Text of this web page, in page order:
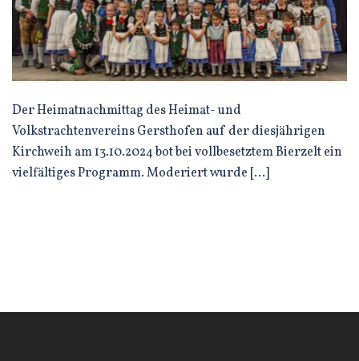
Der Heimatnachmittag des Heimat- und
Volkstrachtenvereins Gersthofen auf der diesjährigen
Kirchweih am 13.10.2024 bot bei vollbesetztem Bierzelt ein
vielfältiges Programm. Moderiert wurde […]